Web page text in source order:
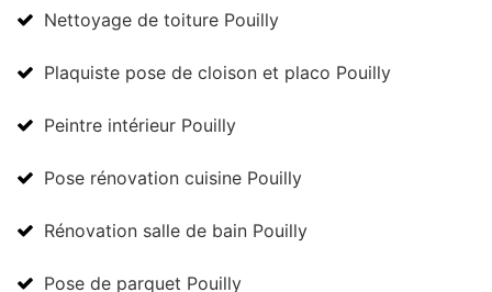
Nettoyage de toiture Pouilly
Plaquiste pose de cloison et placo Pouilly
Peintre intérieur Pouilly
Pose rénovation cuisine Pouilly
Rénovation salle de bain Pouilly
Pose de parquet Pouilly